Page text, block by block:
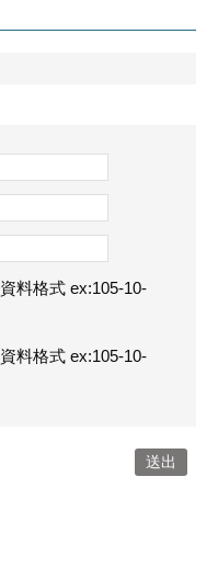
資料格式 ex:105-10-
資料格式 ex:105-10-